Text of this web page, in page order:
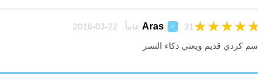
Aras ♂ 31 عاماً 22-03-2016 ★
★
★
★
كردي قديم ويعني ذكاء النسر